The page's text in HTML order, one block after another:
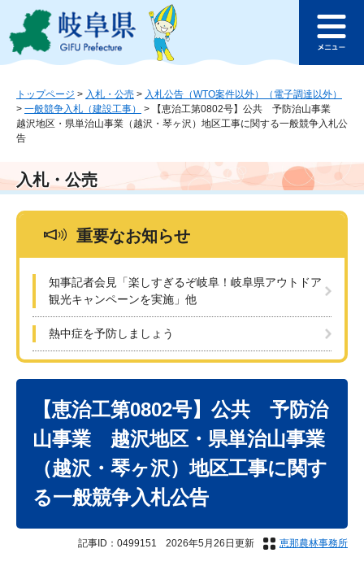
ジ
ュ
文
へ
このページの本文へ
ュ
トップページ > 入札・公売 > 入札公告（WTO案件以外）（電子調達以外）
> 一般競争入札（建設工事） >
【恵治工第0802号】公共 予防治山事業
越沢地区・県単治山事業（越沢・琴ヶ沢）地区工事に関する一般競争入札公
告
入札・公売
重要なお知らせ
知事記者会見「楽しすぎるぞ岐阜！岐阜県アウトドア
観光キャンペーンを実施」他
熱中症を予防しましょう
【恵治工第0802号】公共 予防治
山事業 越沢地区・県単治山事業
（越沢・琴ヶ沢）地区工事に関す
る一般競争入札公告
記事ID：0499151 2026年5月26日更新 恵那農林事務所